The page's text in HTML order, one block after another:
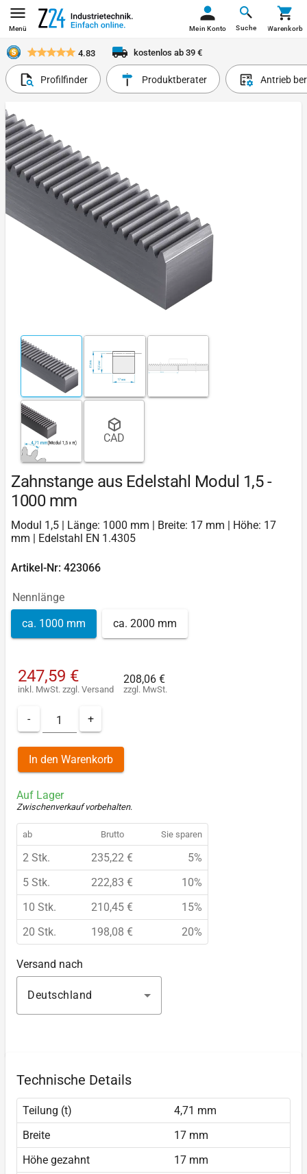
Menü Suche
Mein Konto Warenkorb
4.83 kostenlos ab 39 €
Profilfinder Produktberater Antrieb
CAD
Zahnstange aus Edelstahl Modul 1,5 -
1000 mm
Modul 1,5 | Länge: 1000 mm | Breite: 17 mm | Höhe: 17
mm | Edelstahl EN 1.4305
Artikel-Nr: 423066
Nennlänge
ca. 1000 mm ca. 2000 mm
247,59 €
inkl. MwSt. zzgl. Versand
208,06 €
zzgl. MwSt.
- +
In den Warenkorb
Auf Lager
Zwischenverkauf vorbehalten.
ab Brutto Sie sparen
2 Stk. 235,22 €
5%
5 Stk.
222,83 €
10%
10 Stk.
210,45 €
15%
20 Stk.
198,08 € 20%
Versand nach
Deutschland
Technische Details
Teilung (t)
4,71 mm
Breite
17 mm
Höhe gezahnt
17 mm